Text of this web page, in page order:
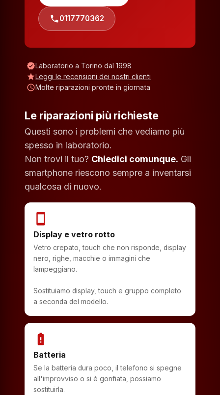
phone0117770362
verifiedLaboratorio a Torino dal 1998
starLeggi le recensioni dei nostri clienti
scheduleMolte riparazioni pronte in giornata
Le riparazioni più richieste
Questi sono i problemi che vediamo più
spesso in laboratorio.
Non trovi il tuo? Chiedici comunque. Gli
smartphone riescono sempre a inventarsi
qualcosa di nuovo.
smartphone
Display e vetro rotto
Vetro crepato, touch che non risponde, display
nero, righe, macchie o immagini che
lampeggiano.
Sostituiamo display, touch e gruppo completo
a seconda del modello.
battery_alert
Batteria
Se la batteria dura poco, il telefono si spegne
all'improvviso o si è gonfiata, possiamo
sostituirla.